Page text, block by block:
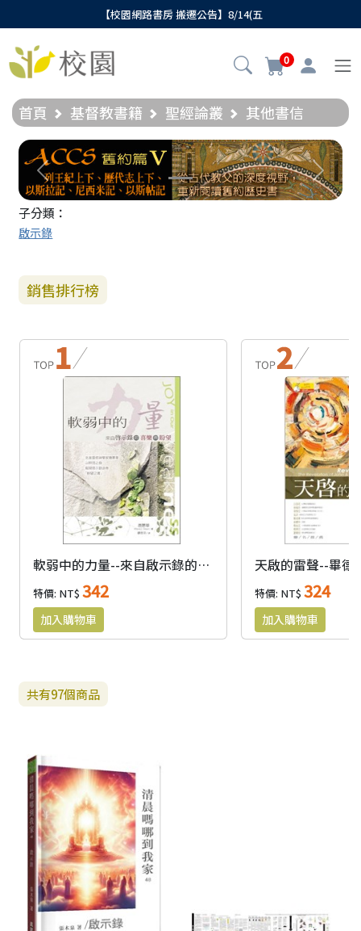
【校園網路書房 搬遷公告】8/14(五
0
首頁 基督教書籍 聖經論叢 其他書信
Previous Next
子分類：
啟示錄
銷售排行榜
軟弱中的力量--來自啟示錄的喜樂與盼望
特價: NT$342 特價: NT$324
共有97個商品